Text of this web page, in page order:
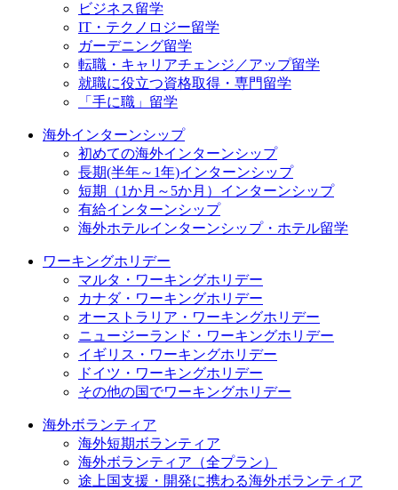
ビジネス留学
IT・テクノロジー留学
ガーデニング留学
転職・キャリアチェンジ／アップ留学
就職に役立つ資格取得・専門留学
「手に職」留学
海外インターンシップ
初めての海外インターンシップ
長期(半年～1年)インターンシップ
短期（1か月～5か月）インターンシップ
有給インターンシップ
海外ホテルインターンシップ・ホテル留学
ワーキングホリデー
マルタ・ワーキングホリデー
カナダ・ワーキングホリデー
オーストラリア・ワーキングホリデー
ニュージーランド・ワーキングホリデー
イギリス・ワーキングホリデー
ドイツ・ワーキングホリデー
その他の国でワーキングホリデー
海外ボランティア
海外短期ボランティア
海外ボランティア（全プラン）
途上国支援・開発に携わる海外ボランティア